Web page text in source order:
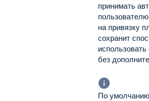
принимать
на привязку
сохранит
без
По